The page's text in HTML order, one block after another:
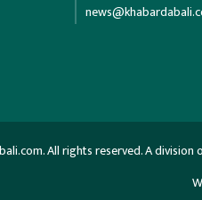
All rights reserved. A division